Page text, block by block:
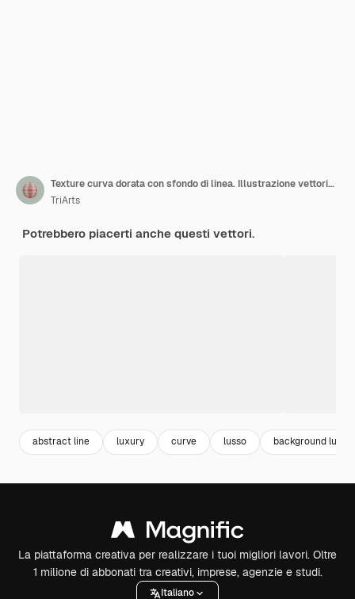
Texture curva dorata con sfondo di linea. Illustrazione vettoriale. Per la progettazione aziendale.
TriArts
Potrebbero piacerti anche questi vettori.
abstract line luxury curve lusso background
La piattaforma creativa per realizzare i tuoi migliori lavori. Oltre
1 milione di abbonati tra creativi, imprese, agenzie e studi.
Italiano